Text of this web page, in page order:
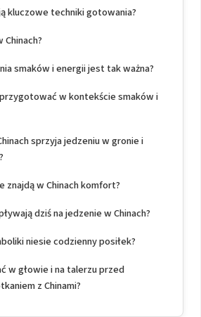
kluczowe techniki gotowania?
smaków i energii jest tak ważna?
w kontekście smaków i
sprzyja jedzeniu w gronie i
znajdą w Chinach komfort?
dziś na jedzenie w Chinach?
niesie codzienny posiłek?
w głowie i na talerzu przed
z Chinami?